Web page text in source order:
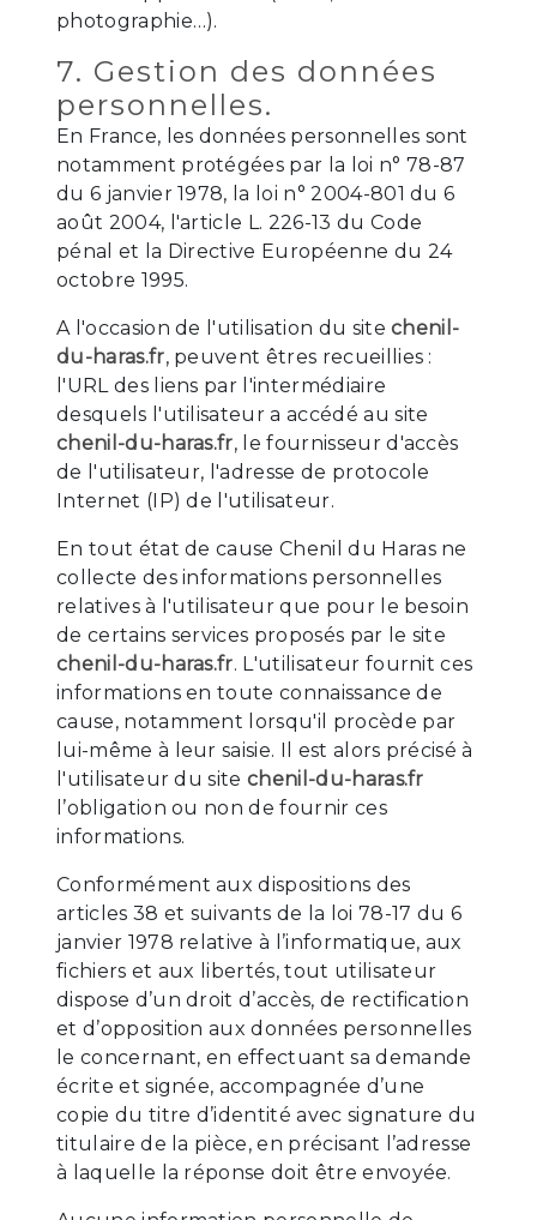
photographie…).
7. Gestion des données
personnelles.
En France, les données personnelles sont
notamment protégées par la loi n° 78-87
du 6 janvier 1978, la loi n° 2004-801 du 6
août 2004, l'article L. 226-13 du Code
pénal et la Directive Européenne du 24
octobre 1995.
A l'occasion de l'utilisation du sitechenil-
du-haras.fr, peuvent êtres recueillies :
l'URL des liens par l'intermédiaire
desquels l'utilisateur a accédé au site
chenil-du-haras.fr, le fournisseur d'accès
de l'utilisateur, l'adresse de protocole
Internet (IP) de l'utilisateur.
En tout état de cause Chenil du Haras ne
collecte des informations personnelles
relatives à l'utilisateur que pour le besoin
de certains services proposés par le site
chenil-du-haras.fr. L'utilisateur fournit ces
informations en toute connaissance de
cause, notamment lorsqu'il procède par
lui-même à leur saisie. Il est alors précisé à
l'utilisateur du sitechenil-du-haras.fr
l’obligation ou non de fournir ces
informations.
Conformément aux dispositions des
articles 38 et suivants de la loi 78-17 du 6
janvier 1978 relative à l’informatique, aux
fichiers et aux libertés, tout utilisateur
dispose d’un droit d’accès, de rectification
et d’opposition aux données personnelles
le concernant, en effectuant sa demande
écrite et signée, accompagnée d’une
copie du titre d’identité avec signature du
titulaire de la pièce, en précisant l’adresse
à laquelle la réponse doit être envoyée.